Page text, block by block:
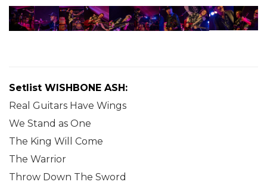
Setlist WISHBONE ASH:
Real Guitars Have Wings
We Stand as One
The King Will Come
The Warrior
Throw Down The Sword